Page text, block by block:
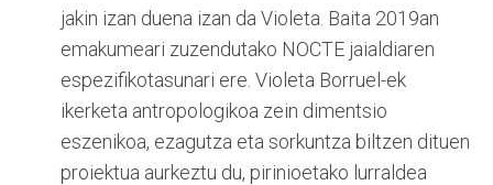
jakin izan duena izan da Violeta. Baita 2019an
emakumeari zuzendutako NOCTE jaialdiaren
espezifikotasunari ere. Violeta Borruel-ek
ikerketa antropologikoa zein dimentsio
eszenikoa, ezagutza eta sorkuntza biltzen dituen
proiektua aurkeztu du, pirinioetako lurraldea